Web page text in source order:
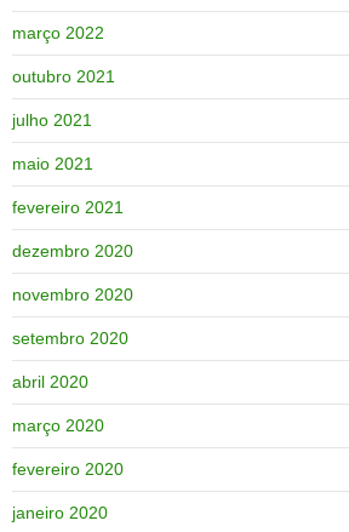
março 2022
outubro 2021
julho 2021
maio 2021
fevereiro 2021
dezembro 2020
novembro 2020
setembro 2020
abril 2020
março 2020
fevereiro 2020
janeiro 2020